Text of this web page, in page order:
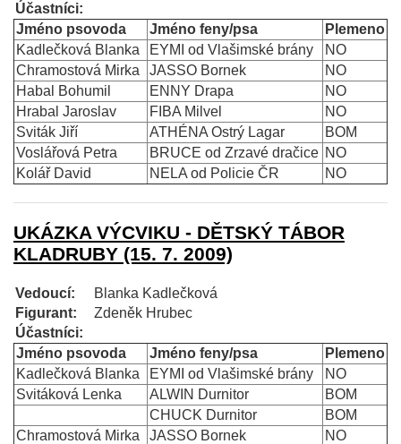
Účastníci:
Jméno psovoda
Jméno feny/psa
Plemeno
Kadlečková Blanka
EYMI od Vlašimské brány
NO
Chramostová Mirka
JASSO Bornek
NO
Habal Bohumil
ENNY Drapa
NO
Hrabal Jaroslav
FIBA Milvel
NO
Sviták Jiří
ATHÉNA Ostrý Lagar
BOM
Voslářová Petra
BRUCE od Zrzavé dračice NO
Kolář David
NELA od Policie ČR NO
UKÁZKA VÝCVIKU - DĚTSKÝ TÁBOR
KLADRUBY (15. 7. 2009)
Vedoucí:
Blanka Kadlečková
Figurant:
Zdeněk Hrubec
Účastníci:
Jméno psovoda
Jméno feny/psa
Plemeno
Kadlečková Blanka
EYMI od Vlašimské brány
NO
Svitáková Lenka
ALWIN Durnitor
BOM
CHUCK Durnitor
BOM
Chramostová Mirka
JASSO Bornek
NO